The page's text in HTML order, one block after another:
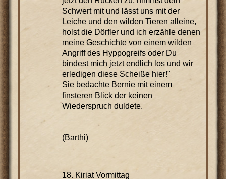
Schwert mit und lässt uns mit der
Leiche und den wilden Tieren alleine,
holst die Dörfler und ich erzähle denen
meine Geschichte von einem wilden
Angriff des Hyppogreifs oder Du
bindest mich jetzt endlich los und wir
erledigen diese Scheiße hier!"
Sie bedachte Bernie mit einem
finsteren Blick der keinen
Wiederspruch duldete.
(Barthi)
18. Kiriat Vormittag